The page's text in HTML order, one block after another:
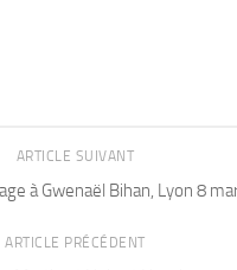
ARTICLE SUIVANT
à Gwenaël Bihan, Lyon 8
ARTICLE PRÉCÉDENT